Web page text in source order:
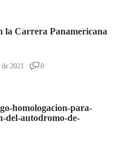
la Carrera Panamericana
2021 0
homologacion-para-
del-autodromo-de-